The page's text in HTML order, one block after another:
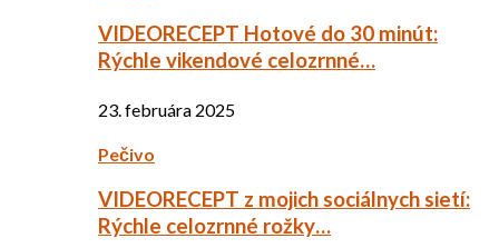
VIDEORECEPT Hotové do 30 minút:
Rýchle vikendové celozrnné…
23. februára 2025
Pečivo
VIDEORECEPT z mojich sociálnych sietí:
Rýchle celozrnné rožky…